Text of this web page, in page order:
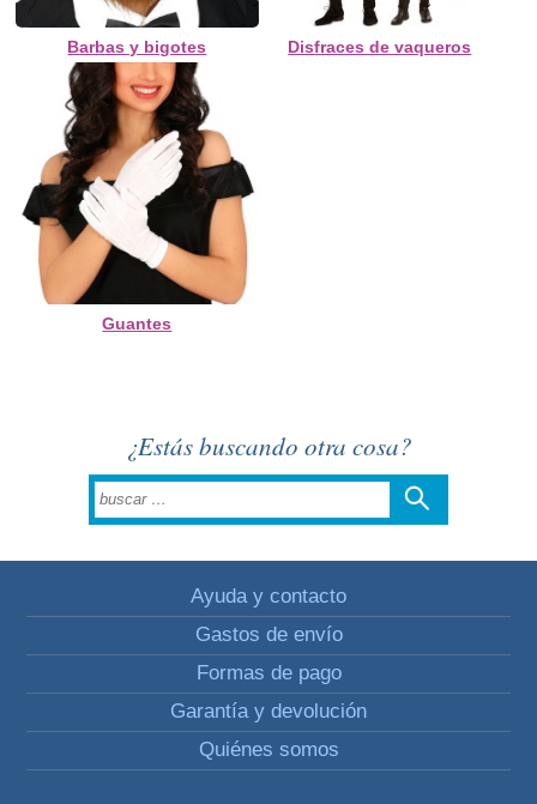
Barbas y bigotes Disfraces de vaqueros
Guantes
¿Estás buscando otra cosa?
Ayuda y contacto
Gastos de envío
Formas de pago
Garantía y devolución
Quiénes somos